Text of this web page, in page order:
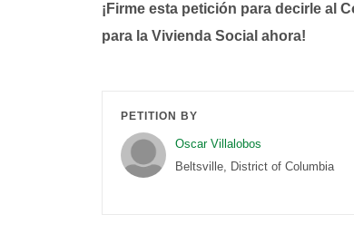
¡Firme esta petición para decirle al
para la Vivienda Social ahora!
PETITION BY
Oscar Villalobos
Beltsville, District of Columbia